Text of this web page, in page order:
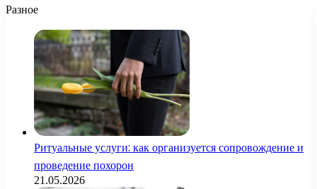
Разное
Ритуальные услуги: как организуется сопровождение и
проведение похорон
21.05.2026